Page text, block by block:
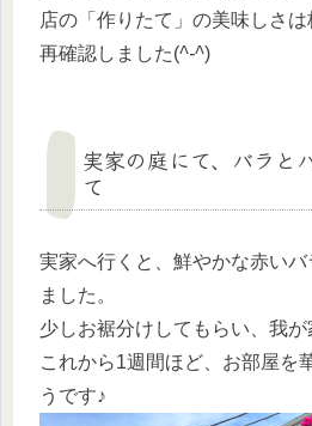
店の「作りたて」の美味しさ
再確認しました(^-^)
実家の庭にて、バラと
て
実家へ行くと、鮮やかな赤い
ました。
少しお裾分けしてもらい、我が
これから1週間ほど、お部屋を
うです♪